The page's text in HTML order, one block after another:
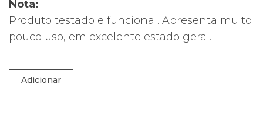
Nota:
Produto testado e funcional. Apresenta muito
pouco uso, em excelente estado geral.
Quantidade
de
Adicionar